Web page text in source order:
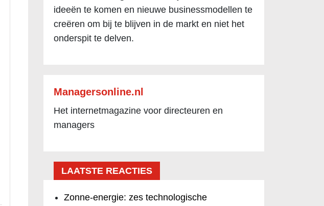
ideeën te komen en nieuwe businessmodellen te
creëren om bij te blijven in de markt en niet het
onderspit te delven.
Managersonline.nl
Het internetmagazine voor directeuren en
managers
LAATSTE REACTIES
Zonne-energie: zes technologische